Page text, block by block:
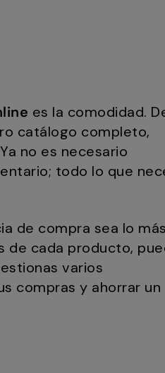
es la comodidad.
catálogo completo,
no es necesario
todo lo que
de compra sea lo
de cada producto,
varios
compras y ahorrar un